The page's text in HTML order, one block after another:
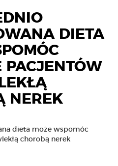
DIETA
PACJENTÓW
NEREK